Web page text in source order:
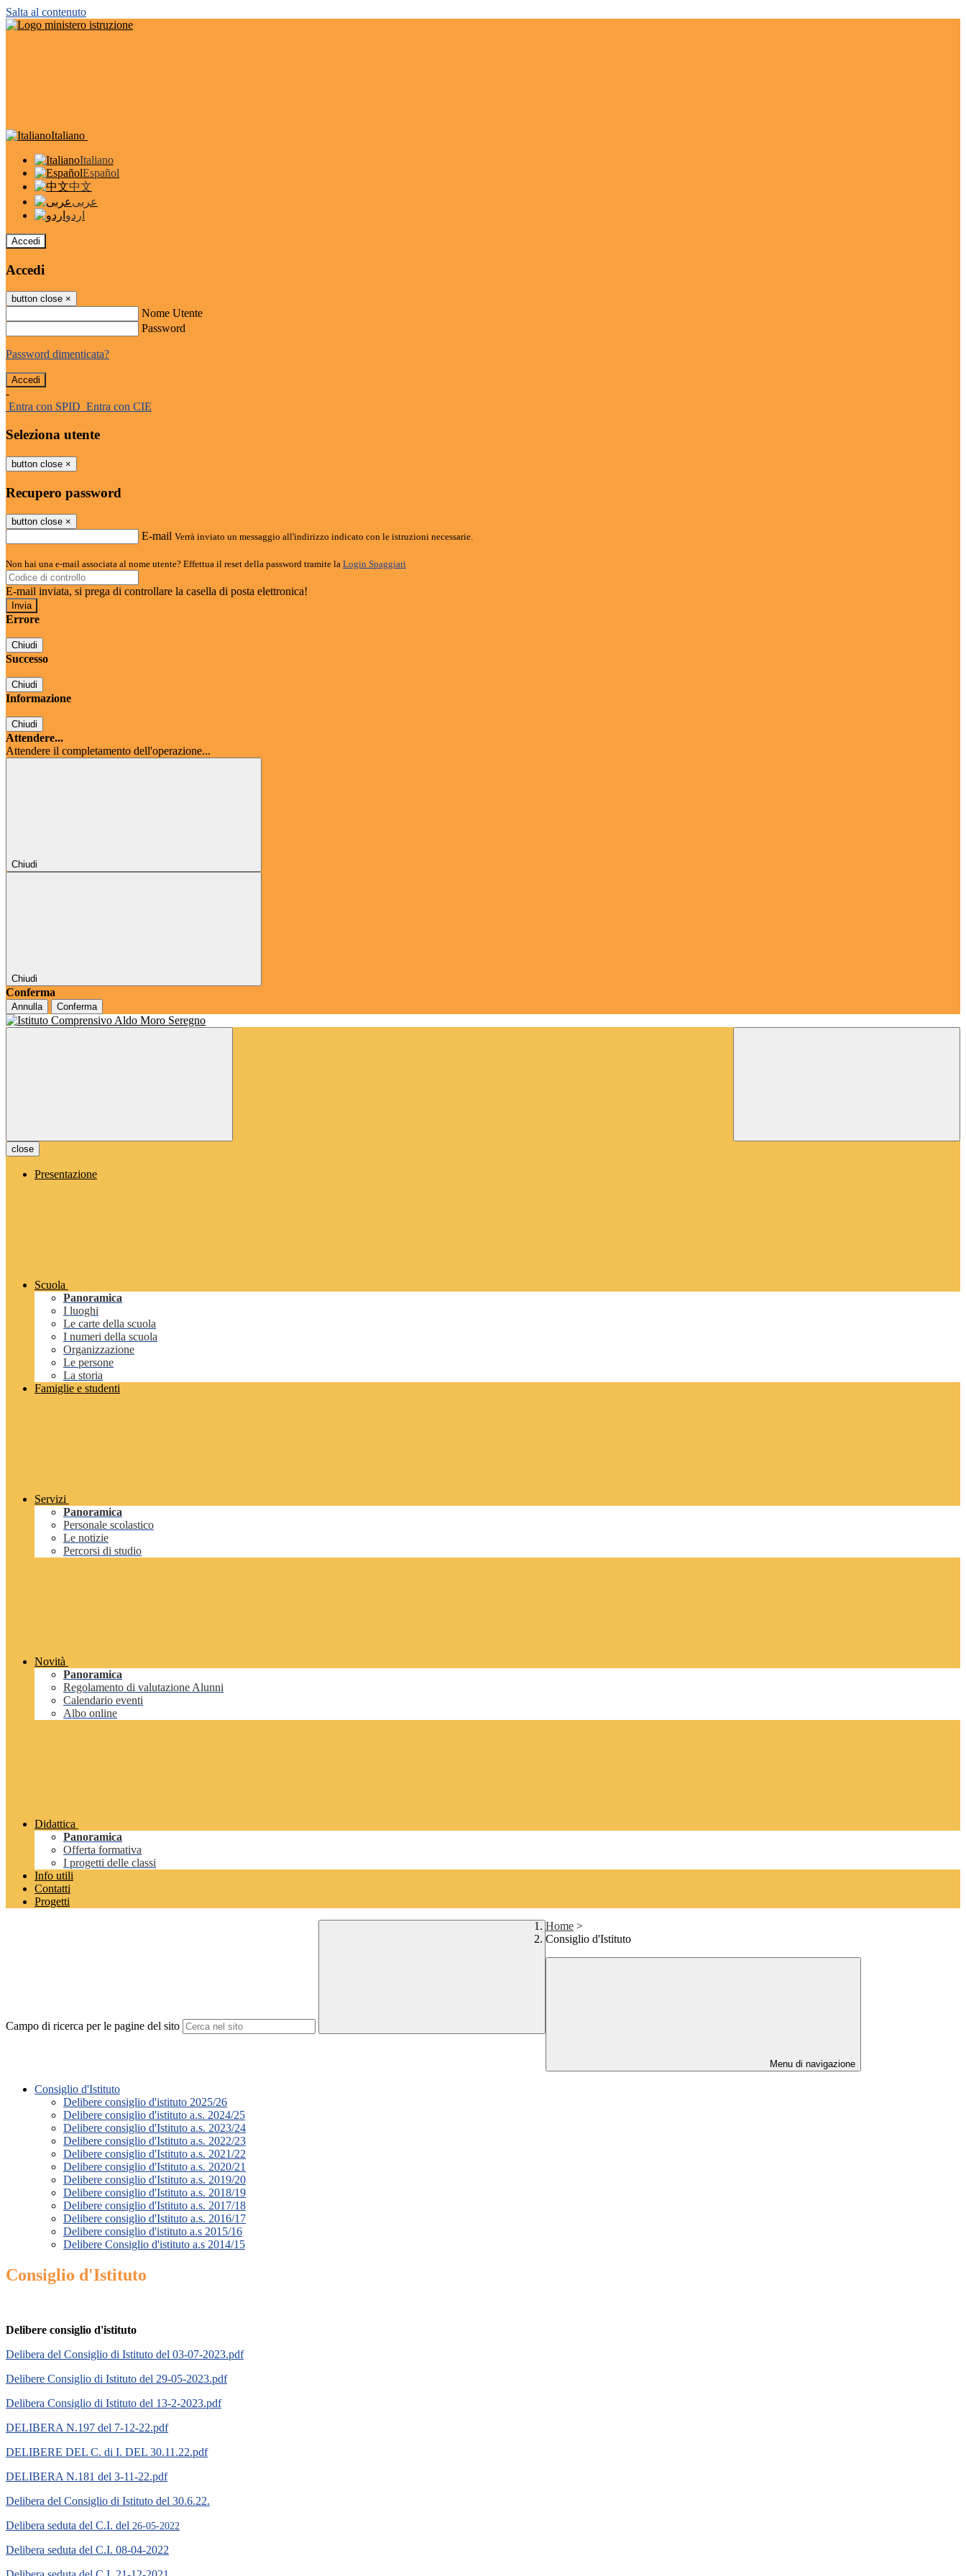
Salta al contenuto
Italiano
Italiano
Español
中文
عربى
اردو
Accedi
Accedi
button close ×
Nome Utente
Password
Password dimenticata?
-
Entra con SPID Entra con CIE
Seleziona utente
button close ×
Recupero password
button close ×
E-mail Verrà inviato un messaggio all'indirizzo indicato con le istruzioni necessarie.
Non hai una e-mail associata al nome utente? Effettua il reset della password tramite la Login Spaggiari
E-mail inviata, si prega di controllare la casella di posta elettronica!
Errore
Chiudi
Successo
Chiudi
Informazione
Chiudi
Attendere...
Attendere il completamento dell'operazione...
Chiudi
Chiudi
Conferma
Annulla Conferma
close
Presentazione
Scuola
Panoramica
I luoghi
Le carte della scuola
I numeri della scuola
Organizzazione
Le persone
La storia
Famiglie e studenti
Servizi
Panoramica
Personale scolastico
Le notizie
Percorsi di studio
Novità
Panoramica
Regolamento di valutazione Alunni
Calendario eventi
Albo online
Didattica
Panoramica
Offerta formativa
I progetti delle classi
Info utili
Contatti
Progetti
Campo di ricerca per le pagine del sito
Home >
Consiglio d'Istituto
Menu di navigazione
Consiglio d'Istituto
Delibere consiglio d'istituto 2025/26
Delibere consiglio d'istituto a.s. 2024/25
Delibere consiglio d'Istituto a.s. 2023/24
Delibere consiglio d'Istituto a.s. 2022/23
Delibere consiglio d'Istituto a.s. 2021/22
Delibere consiglio d'Istituto a.s. 2020/21
Delibere consiglio d'Istituto a.s. 2019/20
Delibere consiglio d'Istituto a.s. 2018/19
Delibere consiglio d'Istituto a.s. 2017/18
Delibere consiglio d'Istituto a.s. 2016/17
Delibere consiglio d'istituto a.s 2015/16
Delibere Consiglio d'istituto a.s 2014/15
Consiglio d'Istituto
Delibere consiglio d'istituto
Delibera del Consiglio di Istituto del 03-07-2023.pdf
Delibere Consiglio di Istituto del 29-05-2023.pdf
Delibera Consiglio di Istituto del 13-2-2023.pdf
DELIBERA N.197 del 7-12-22.pdf
DELIBERE DEL C. di I. DEL 30.11.22.pdf
DELIBERA N.181 del 3-11-22.pdf
Delibera del Consiglio di Istituto del 30.6.22.
Delibera seduta del C.I. del 26-05-2022
Delibera seduta del C.I. 08-04-2022